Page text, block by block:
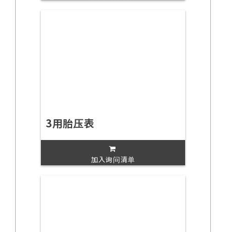
3用胎压表
加入询问清单